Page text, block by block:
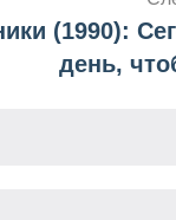
(1990):
день,